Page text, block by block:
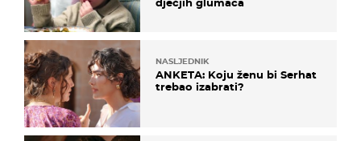
dječjih glumaca
NASLJEDNIK
ANKETA: Koju ženu bi Serhat
trebao izabrati?